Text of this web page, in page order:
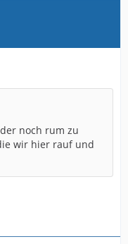
noch rum zu
wir hier rauf und